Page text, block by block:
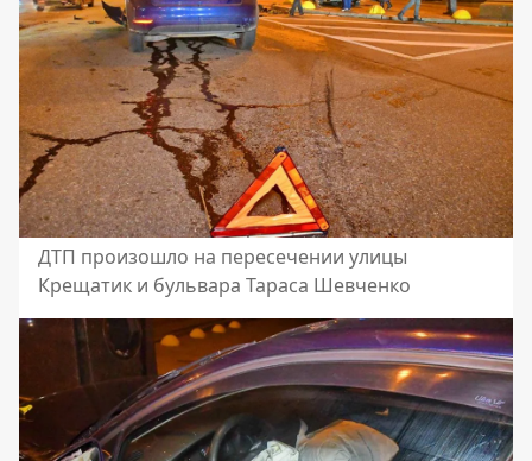
ДТП произошло на пересечении улицы
Крещатик и бульвара Тараса Шевченко